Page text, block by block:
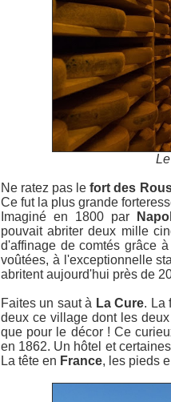
Ne ratez pas lefort des
Ce fut la plus grande
Imaginé en 1800 par
pouvait abriter deux mille
d'affinage de comtés grâce
voûtées, à l'exceptionnelle
abritent aujourd'hui près de
Faites un saut à La Cure. La
deux ce village dont les
que pour le décor ! Ce
en 1862. Un hôtel et
La tête en France, les pieds